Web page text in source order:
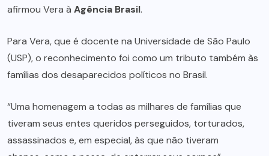
afirmou Vera à Agência Brasil.
Para Vera, que é docente na Universidade de São Paulo
(USP), o reconhecimento foi como um tributo também às
famílias dos desaparecidos políticos no Brasil.
“Uma homenagem a todas as milhares de famílias que
tiveram seus entes queridos perseguidos, torturados,
assassinados e, em especial, às que não tiveram